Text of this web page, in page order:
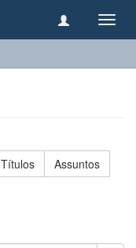
Títulos
Assuntos